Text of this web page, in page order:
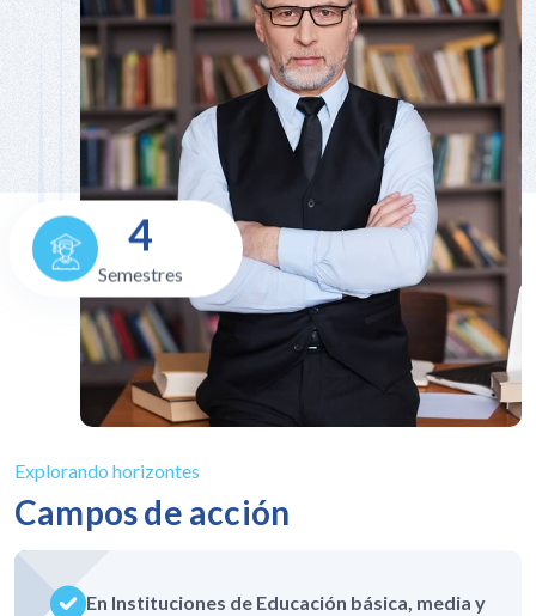
4
Semestres
Explorando horizontes
Campos de acción
En Instituciones de Educación básica, media y